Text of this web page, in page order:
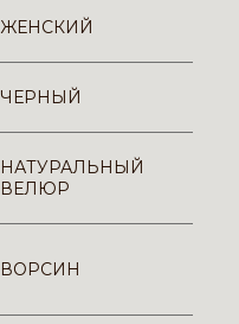
ЖЕНСКИЙ
ЧЕРНЫЙ
НАТУРАЛЬНЫЙ
ВЕЛЮР
ВОРСИН